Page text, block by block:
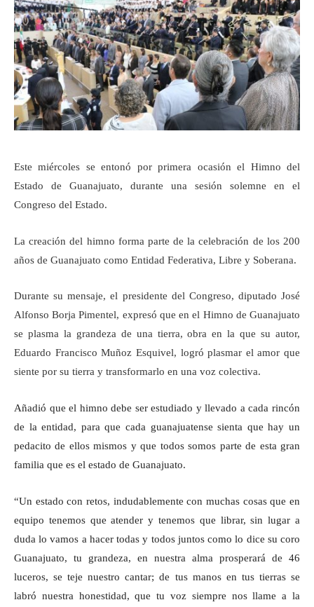
Este miércoles se entonó por primera ocasión el Himno del
Estado de Guanajuato, durante una sesión solemne en el
Congreso del Estado.
La creación del himno forma parte de la celebración de los 200
años de Guanajuato como Entidad Federativa, Libre y Soberana.
Durante su mensaje, el presidente del Congreso, diputado José
Alfonso Borja Pimentel, expresó que en el Himno de Guanajuato
se plasma la grandeza de una tierra, obra en la que su autor,
Eduardo Francisco Muñoz Esquivel, logró plasmar el amor que
siente por su tierra y transformarlo en una voz colectiva.
Añadió que el himno debe ser estudiado y llevado a cada rincón
de la entidad, para que cada guanajuatense sienta que hay un
pedacito de ellos mismos y que todos somos parte de esta gran
familia que es el estado de Guanajuato.
“Un estado con retos, indudablemente con muchas cosas que en
equipo tenemos que atender y tenemos que librar, sin lugar a
duda lo vamos a hacer todas y todos juntos como lo dice su coro
Guanajuato, tu grandeza, en nuestra alma prosperará de 46
luceros, se teje nuestro cantar; de tus manos en tus tierras se
labró nuestra honestidad, que tu voz siempre nos llame a la